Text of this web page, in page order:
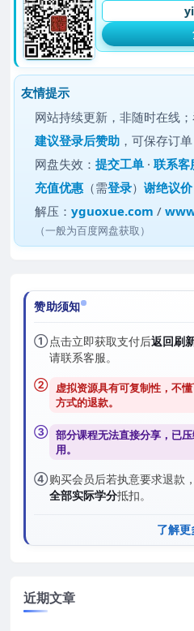
友情提示
网站持续更新，非随时在线；
建议登录后赞助 ，可保存订
网盘失效：提交工单 ·联系客
充值优惠 （需登录）谢绝议价
解压：yguoxue.com /
（一般为百度网盘获取）
赞助须知
①点击立即获取支付后返回刷
请联系客服。
② 虚拟资源具有可复制性，不
方式的退款。
③ 部分课程无法直接分享，已
用。
④购买会员后若执意要求退款
全部实际学分抵扣。
了解更
近期文章